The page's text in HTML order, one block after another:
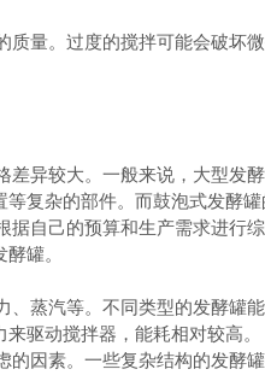
量。过度的搅拌可能会破坏
异较大。一般来说，大型发
复杂的部件。而鼓泡式发酵罐
自己的预算和生产需求进行
罐。
蒸汽等。不同类型的发酵罐
驱动搅拌器，能耗相对较高。
因素。一些复杂结构的发酵